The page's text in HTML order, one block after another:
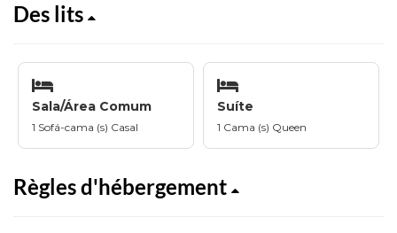
Des lits
Sala/Área Comum
1 Sofá-cama (s) Casal
Suíte
1 Cama (s) Queen
Règles d'hébergement